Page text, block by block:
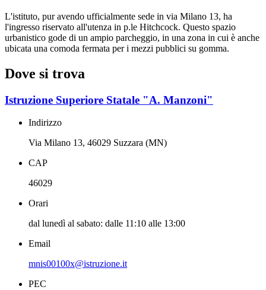
L'istituto, pur avendo ufficialmente sede in via Milano 13, ha
l'ingresso riservato all'utenza in p.le Hitchcock. Questo spazio
urbanistico gode di un ampio parcheggio, in una zona in cui è anche
ubicata una comoda fermata per i mezzi pubblici su gomma.
Dove si trova
Istruzione Superiore Statale "A. Manzoni"
Indirizzo
Via Milano 13, 46029 Suzzara (MN)
CAP
46029
Orari
dal lunedì al sabato: dalle 11:10 alle 13:00
Email
mnis00100x@istruzione.it
PEC